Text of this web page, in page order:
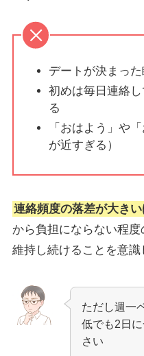
デートが決まっ
初めは毎日連絡
る
「おはよう」や
が近すぎる）
連絡頻度の落差が大き
から負担にならない程
維持し続けることを意識
ただし週一
低でも2日
さい